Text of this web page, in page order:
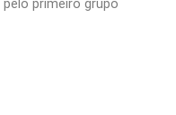
primeiro grupo